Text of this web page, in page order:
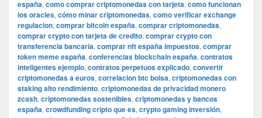
españa, como comprar criptomonedas con tarjeta, como funcionan
los oracles, cómo minar criptomonedas, como verificar exchange
regulacion, comprar bitcoin españa, comprar criptomonedas,
comprar crypto con tarjeta de credito, comprar crypto con
transferencia bancaria, comprar nft españa impuestos, comprar
token meme españa, conferencias blockchain españa, contratos
inteligentes ejemplo, contratos perpetuos explicado, convertir
criptomonedas a euros, correlacion btc bolsa, criptomonedas con
staking alto rendimiento, criptomonedas de privacidad monero
zcash, criptomonedas sostenibles, criptomonedas y bancos
españa, crowdfunding cripto que es, crypto gaming inversión,